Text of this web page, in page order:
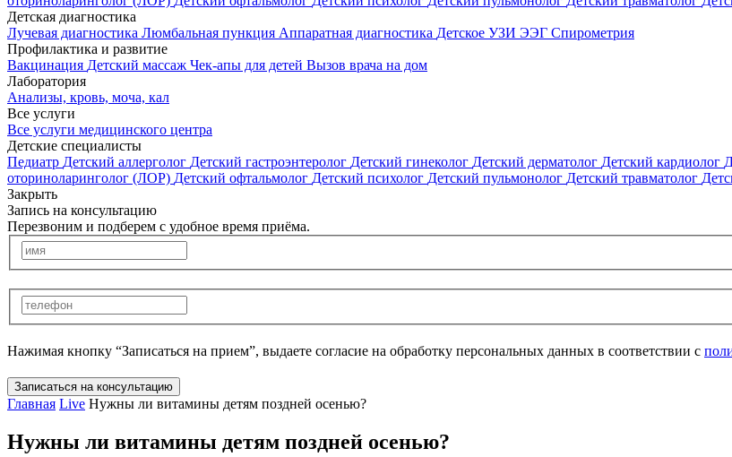
Детская диагностика
Лучевая диагностика Люмбальная пункция Аппаратная диагностика Детское УЗИ ЭЭГ Спирометрия
Профилактика и развитие
Вакцинация Детский массаж Чек-апы для детей Вызов врача на дом
Лаборатория
Анализы, кровь, моча, кал
Все услуги
Все услуги медицинского центра
Детские специалисты
Педиатр Детский аллерголог Детский гастроэнтеролог Детский гинеколог Детский дерматолог Детский кардиолог
оториноларинголог (ЛОР) Детский офтальмолог Детский психолог Детский пульмонолог Детский травматолог
Закрыть
Запись на консультацию
Перезвоним и подберем с удобное время приёма.
Нажимая кнопку “Записаться на прием”, выдаете согласие на обработку персональных данных в соответствии с
Записаться на консультацию
Главная Live Нужны ли витамины детям поздней осенью?
Нужны ли витамины детям поздней осенью?